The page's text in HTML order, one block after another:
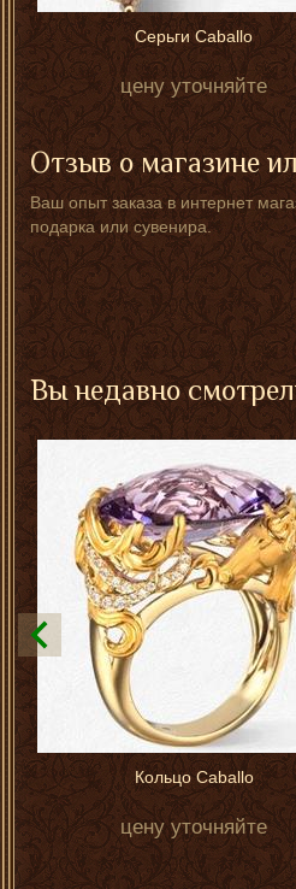
Серьги Caballo
цену уточняйте
Отзыв о магазине
Ваш опыт заказа в интернет
подарка или сувенира.
Вы недавно
Кольцо Caballo
цену уточняйте